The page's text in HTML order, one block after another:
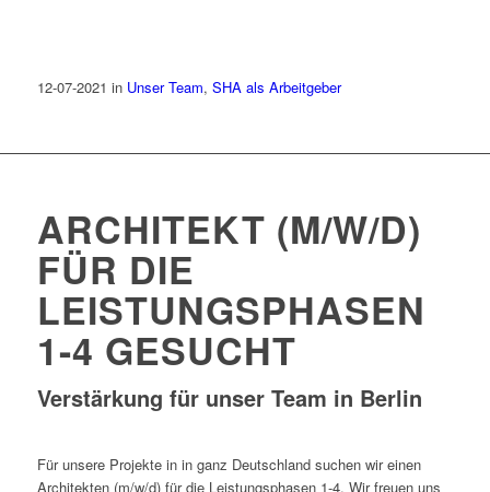
12-07-2021 in Unser Team, SHA als Arbeitgeber
ARCHITEKT (M/W/D)
FÜR DIE
LEISTUNGSPHASEN
1-4 GESUCHT
Verstärkung für unser Team in Berlin
Für unsere Projekte in in ganz Deutschland suchen wir einen
Architekten (m/w/d) für die Leistungsphasen 1-4. Wir freuen uns